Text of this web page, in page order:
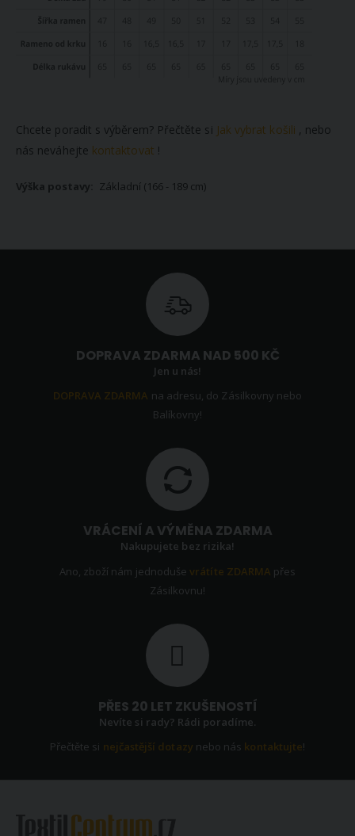
Chcete poradit s výběrem? Přečtěte si Jak vybrat košili , nebo
nás neváhejte kontaktovat !
Základní (166 - 189 cm)
DOPRAVA ZDARMA NAD 500 KČ
Jen u nás!
DOPRAVA ZDARMA na adresu, do Zásilkovny nebo
Balíkovny!
VRÁCENÍ A VÝMĚNA ZDARMA
Nakupujete bez rizika!
Ano, zboží nám jednoduševrátíte ZDARMA přes
Zásilkovnu!
PŘES 20 LET ZKUŠENOSTÍ
Nevíte si rady? Rádi poradíme.
Přečtěte si nejčastější dotazy nebo nás kontaktujte!